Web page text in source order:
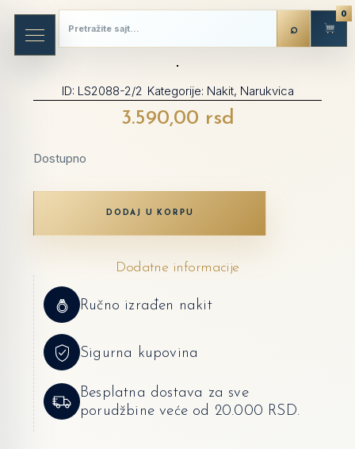
ID: LS2088-2/2 Kategorije: Nakit, Narukvica
3.590,00 rsd
Dostupno
DODAJ U KORPU
Dodatne informacije
Ručno izrađen nakit
Sigurna kupovina
Besplatna dostava za sve
porudžbine veće od 20.000 RSD.
0